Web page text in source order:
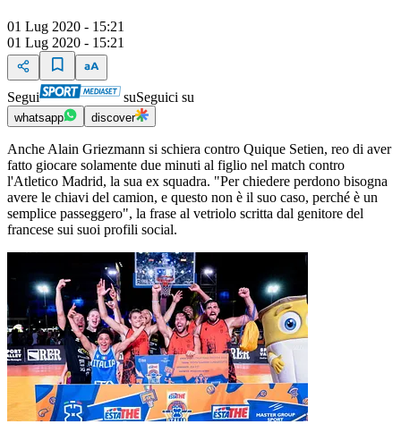
01 Lug 2020 - 15:21
01 Lug 2020 - 15:21
Segui suSeguici su
whatsapp discover
Anche Alain Griezmann si schiera contro Quique Setien, reo di aver
fatto giocare solamente due minuti al figlio nel match contro
l'Atletico Madrid, la sua ex squadra. "Per chiedere perdono bisogna
avere le chiavi del camion, e questo non è il suo caso, perché è un
semplice passeggero", la frase al vetriolo scritta dal genitore del
francese sui suoi profili social.